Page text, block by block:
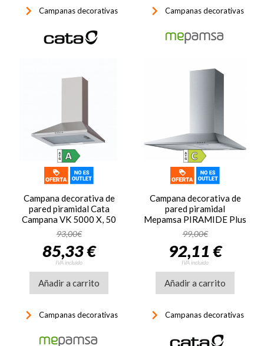
keyboard_arrow_right Campanas decorativas keyboard_arrow_right Campanas decorativas
Campana decorativa de
pared piramidal Cata
Campana VK 5000 X, 50
cm, 477 m3/h, clase A, 3
velocidades, 69dB, luz
LED, inox
93,00€
85,33 €
IVA incluido
Añadir a carrito
keyboard_arrow_right Campanas decorativas
Campana decorativa de
pared piramidal
Mepamsa PIRAMIDE Plus
60 X, 60 cm, 290 m3/h,
clase C, 3 velocidades,
64dB, filtro aluminio, 2
luces LED, acero inox
99,00€
92,11 €
IVA incluido
Añadir a carrito
keyboard_arrow_right Campanas decorativas